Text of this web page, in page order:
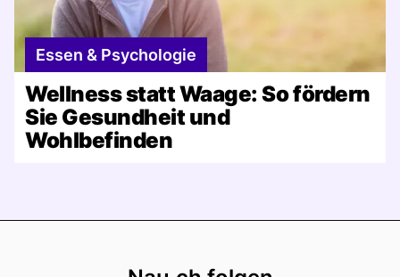
Essen & Psychologie
Wellness statt Waage: So fördern
Sie Gesundheit und
Wohlbefinden